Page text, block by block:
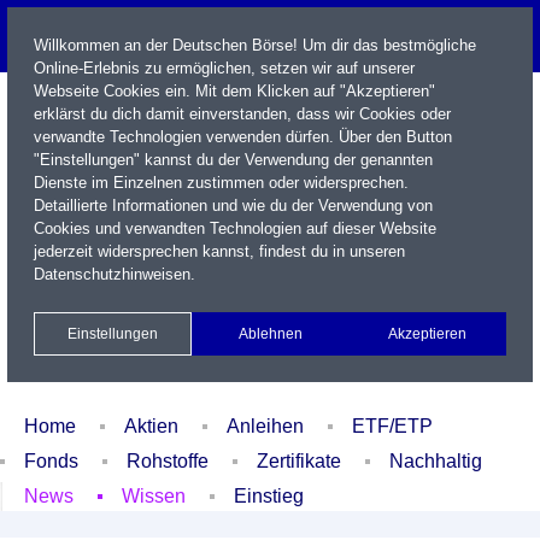
Name / WKN / ISIN / Kürzel
Xetra Realtime
Watchlist Portfolio Login
Home Aktien Anleihen
ETF/ETP
Fonds
Rohstoffe Zertifikate
Nachhaltig
News
Wissen Einstieg
Willkommen an der Deutschen Börse! Um dir das bestmögliche
Online-Erlebnis zu ermöglichen, setzen wir auf unserer
Webseite Cookies ein. Mit dem Klicken auf "Akzeptieren"
erklärst du dich damit einverstanden, dass wir Cookies oder
verwandte Technologien verwenden dürfen. Über den Button
"Einstellungen" kannst du der Verwendung der genannten
Dienste im Einzelnen zustimmen oder widersprechen.
Detaillierte Informationen und wie du der Verwendung von
Cookies und verwandten Technologien auf dieser Website
jederzeit widersprechen kannst, findest du in unseren
Datenschutzhinweisen.
Einstellungen Ablehnen Akzeptieren